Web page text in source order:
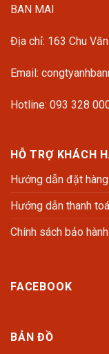
BAN MAI
Địa chỉ: 163 Chu
Email:
Hotline: 093 328
HỖ TRỢ KHÁCH
Hướng dẫn đặt hàng
Hướng dẫn thanh
Chính sách bảo hành
FACEBOOK
BẢN ĐỒ